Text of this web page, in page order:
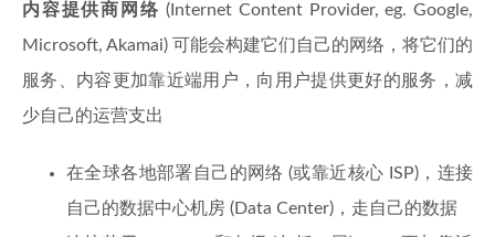
内容提供商网络 (Internet Content Provider, eg. Google,
Microsoft, Akamai) 可能会构建它们自己的网络，将它们的
服务、内容更加靠近端用户，向用户提供更好的服务，减
少自己的运营支出
在全球各地部署自己的网络 (或靠近核心 ISP)，连接
自己的数据中心机房 (Data Center)，走自己的数据